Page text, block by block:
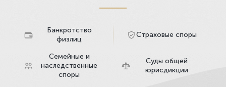
Банкротство
физлиц
Страховые споры
Семейные и
наследственные
споры
Суды общей
юрисдикции